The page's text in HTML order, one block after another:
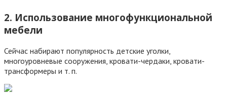
2. Использование многофункциональной
мебели
Сейчас набирают популярность детские уголки,
многоуровневые сооружения, кровати-чердаки, кровати-
трансформеры и т. п.